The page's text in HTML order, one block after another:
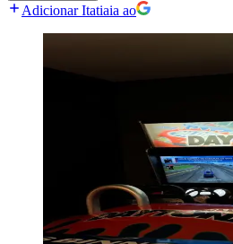
Adicionar Itatiaia ao